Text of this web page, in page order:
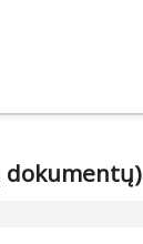
dokumentų)